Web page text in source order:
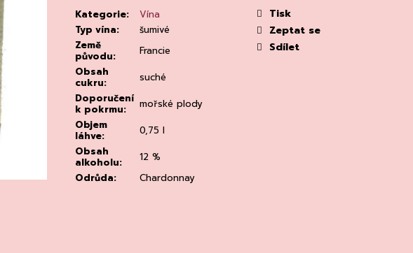
Kategorie:
Vína
Typ vína:
šumivé
Země
původu:
Francie
Obsah
cukru:
suché
Doporučení
k pokrmu:
mořské plody
Objem
láhve:
0,75 l
Obsah
alkoholu:
12 %
Odrůda: Chardonnay
Tisk
Zeptat se
Sdílet